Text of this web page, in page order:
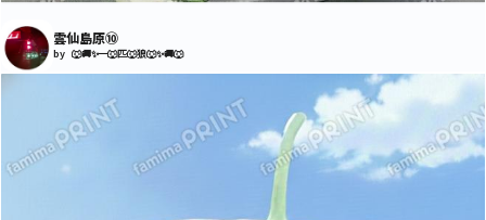
雲仙島原⑩
by 🐺🚚✨一🐺匹🐺狼🐺✨🚚🐺